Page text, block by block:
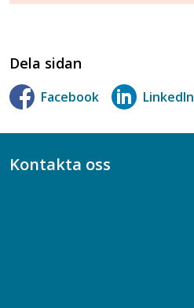
Dela sidan
Facebook LinkedIn
Kontakta oss